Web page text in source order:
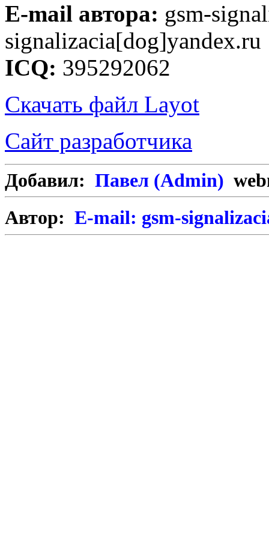
Е-mail автора: gsm-
signalizacia[dog]yandex.ru
ICQ: 395292062
Скачать файл Layot
Сайт разработчика
Добавил: Павел (Admin)
Автор: E-mail: gsm-